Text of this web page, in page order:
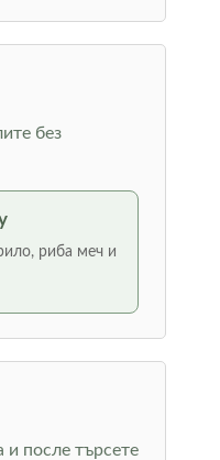
без
риба меч и
и после търсете